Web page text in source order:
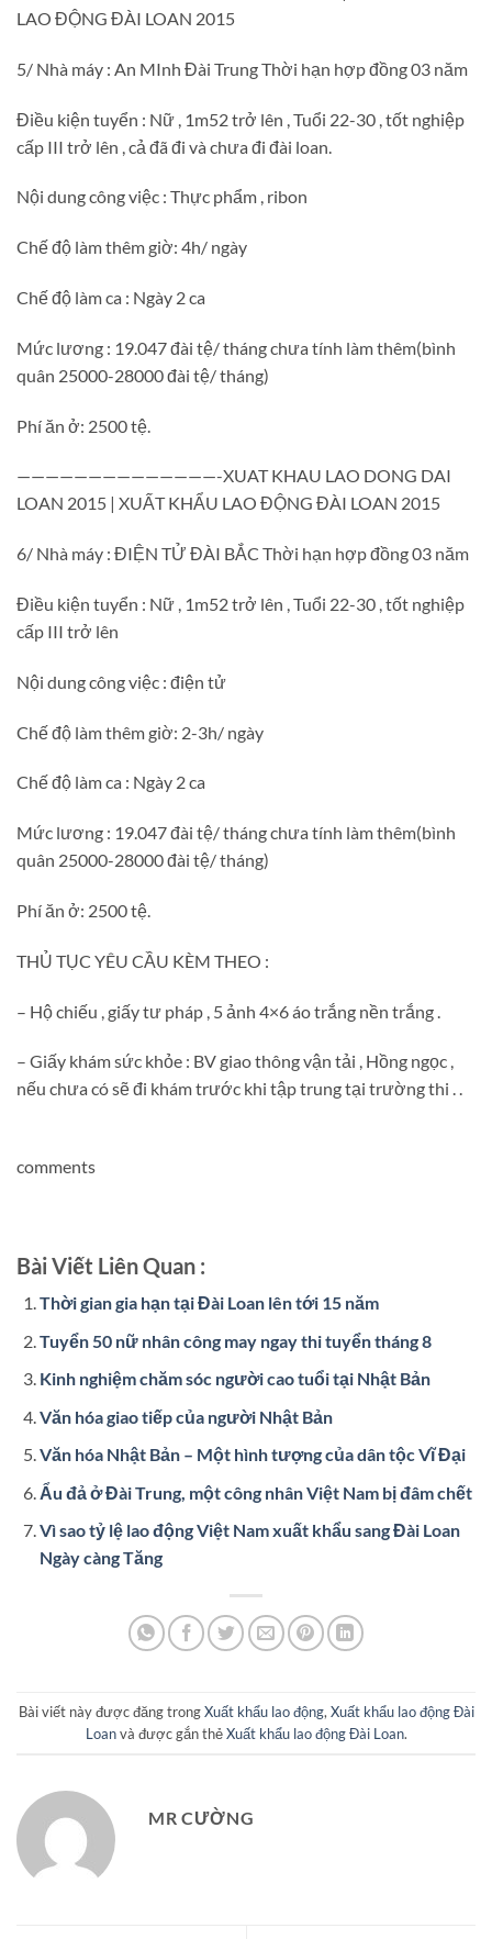
LAO ĐỘNG ĐÀI LOAN 2015
5/ Nhà máy : An MInh Đài Trung Thời hạn hợp đồng 03 năm
Điều kiện tuyển : Nữ , 1m52 trở lên , Tuổi 22-30 , tốt nghiệp
cấp III trở lên , cả đã đi và chưa đi đài loan.
Nội dung công việc : Thực phẩm , ribon
Chế độ làm thêm giờ: 4h/ ngày
Chế độ làm ca : Ngày 2 ca
Mức lương : 19.047 đài tệ/ tháng chưa tính làm thêm(bình
quân 25000-28000 đài tệ/ tháng)
Phí ăn ở: 2500 tệ.
——————————————-XUAT KHAU LAO DONG DAI
LOAN 2015 | XUẤT KHẨU LAO ĐỘNG ĐÀI LOAN 2015
6/ Nhà máy : ĐIỆN TỬ ĐÀI BẮC Thời hạn hợp đồng 03 năm
Điều kiện tuyển : Nữ , 1m52 trở lên , Tuổi 22-30 , tốt nghiệp
cấp III trở lên
Nội dung công việc : điện tử
Chế độ làm thêm giờ: 2-3h/ ngày
Chế độ làm ca : Ngày 2 ca
Mức lương : 19.047 đài tệ/ tháng chưa tính làm thêm(bình
quân 25000-28000 đài tệ/ tháng)
Phí ăn ở: 2500 tệ.
THỦ TỤC YÊU CẦU KÈM THEO :
– Hộ chiếu , giấy tư pháp , 5 ảnh 4×6 áo trắng nền trắng .
– Giấy khám sức khỏe : BV giao thông vận tải , Hồng ngọc ,
nếu chưa có sẽ đi khám trước khi tập trung tại trường thi . .
comments
Bài Viết Liên Quan :
Thời gian gia hạn tại Đài Loan lên tới 15 năm
Tuyển 50 nữ nhân công may ngay thi tuyển tháng 8
Kinh nghiệm chăm sóc người cao tuổi tại Nhật Bản
Văn hóa giao tiếp của người Nhật Bản
Văn hóa Nhật Bản – Một hình tượng của dân tộc Vĩ Đại
Ẩu đả ở Đài Trung, một công nhân Việt Nam bị đâm chết
Vì sao tỷ lệ lao động Việt Nam xuất khẩu sang Đài Loan
Ngày càng Tăng
Bài viết này được đăng trongXuất khẩu lao động, Xuất khẩu lao động Đài
Loanvà được gắn thẻXuất khẩu lao động Đài Loan.
MR CƯỜNG